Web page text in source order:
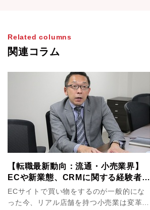
Related columns
関連コラム
【転職最新動向：流通・小売業界】
ECや新業態、CRMに関する経験者は
「ライフスタイルが変わる場面」に
立ち会えるチャンス
ECサイトで買い物をするのが一般的にな
った今、リアル店舗を持つ小売業は変革を